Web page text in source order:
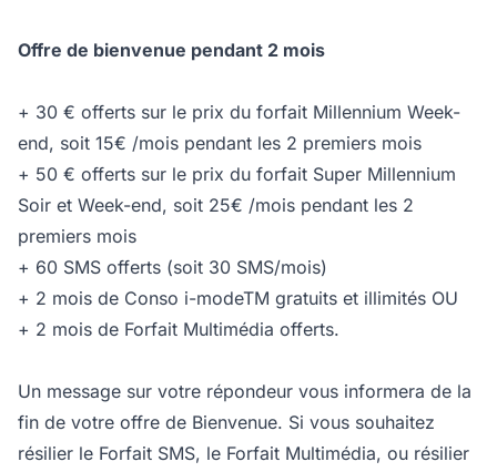
Offre de bienvenue pendant 2 mois
+ 30 € offerts sur le prix du forfait Millennium Week-
end, soit 15€ /mois pendant les 2 premiers mois
+ 50 € offerts sur le prix du forfait Super Millennium
Soir et Week-end, soit 25€ /mois pendant les 2
premiers mois
+ 60 SMS offerts (soit 30 SMS/mois)
+ 2 mois de Conso i-modeTM gratuits et illimités OU
+ 2 mois de Forfait Multimédia offerts.
Un message sur votre répondeur vous informera de la
fin de votre offre de Bienvenue. Si vous souhaitez
résilier le Forfait SMS, le Forfait Multimédia, ou résilier